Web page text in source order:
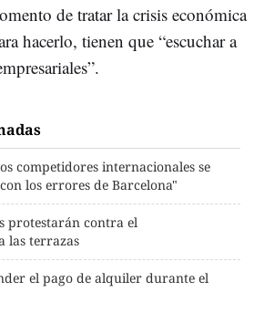
de tratar la crisis económica
hacerlo, tienen que “escuchar a
competidores internacionales se
los errores de Barcelona"
protestarán contra el
las terrazas
el pago de alquiler durante el